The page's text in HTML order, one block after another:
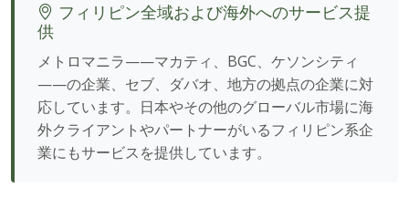
フィリピン全域および海外へのサービス提
供
メトロマニラ——マカティ、BGC、ケソンシティ
——の企業、セブ、ダバオ、地方の拠点の企業に対
応しています。日本やその他のグローバル市場に海
外クライアントやパートナーがいるフィリピン系企
業にもサービスを提供しています。